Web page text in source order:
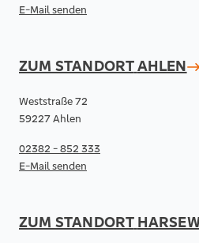
E-Mail senden
ZUM STANDORTAHLEN
Weststraße 72
59227 Ahlen
02382 - 852 333
E-Mail senden
ZUM STANDORT